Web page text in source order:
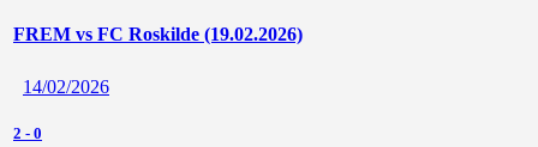
FREM vs FC Roskilde (19.02.2026)
14/02/2026
2 - 0